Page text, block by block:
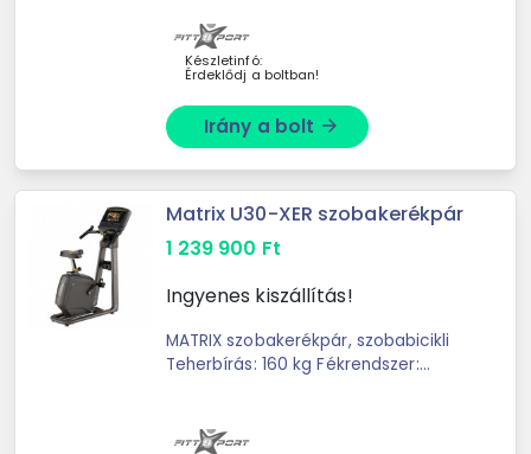
Garancia: 36 ...
Készletinfó:
Érdeklődj a boltban!
Irány a bolt arrow_forward
Matrix U30-XER szobakerékpár
1 239 900 Ft
Ingyenes kiszállítás!
MATRIX szobakerékpár, szobabicikli
Teherbírás: 160 kg Fékrendszer:
Edzésprogramok: ...